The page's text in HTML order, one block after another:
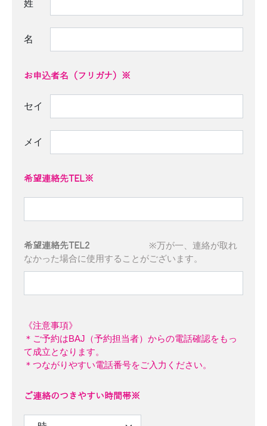
姓
名
お申込者名（フリガナ）※
セイ
メイ
希望連絡先TEL※
希望連絡先TEL2
※万が一、連絡が取れ
なかった場合に使用することがございます。
《注意事項》
＊ご予約はBAJ（予約担当者）からの電話確認をもっ
て成立となります。
＊つながりやすい電話番号をご入力ください。
ご連絡のつきやすい時間帯※